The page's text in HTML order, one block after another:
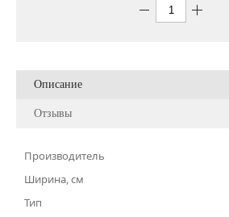
Описание
Отзывы
Производитель
Ширина, см
Тип